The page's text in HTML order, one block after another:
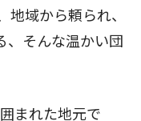
域から頼られ、
、そんな温かい団
まれた地元で